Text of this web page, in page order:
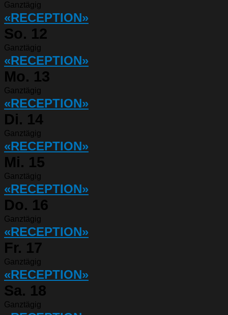
Ganztägig
«RECEPTION»
So. 12
Ganztägig
«RECEPTION»
Mo. 13
Ganztägig
«RECEPTION»
Di. 14
Ganztägig
«RECEPTION»
Mi. 15
Ganztägig
«RECEPTION»
Do. 16
Ganztägig
«RECEPTION»
Fr. 17
Ganztägig
«RECEPTION»
Sa. 18
Ganztägig